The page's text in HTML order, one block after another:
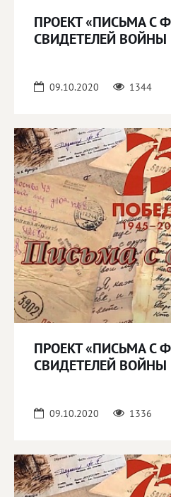
ПРОЕКТ «ПИСЬМА С
СВИДЕТЕЛЕЙ ВОЙНЫ
09.10.2020 1344
ПРОЕКТ «ПИСЬМА С
СВИДЕТЕЛЕЙ ВОЙНЫ
09.10.2020 1336